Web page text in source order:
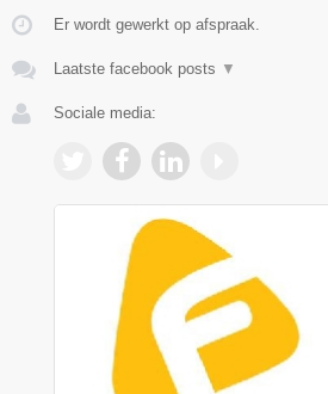
Er wordt gewerkt op afspraak.
Laatste facebook posts ▼
Sociale media: